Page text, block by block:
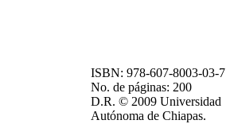
ISBN: 978-607-8003-03-7
No. de páginas: 200
D.R. © 2009 Universidad
Autónoma de Chiapas.